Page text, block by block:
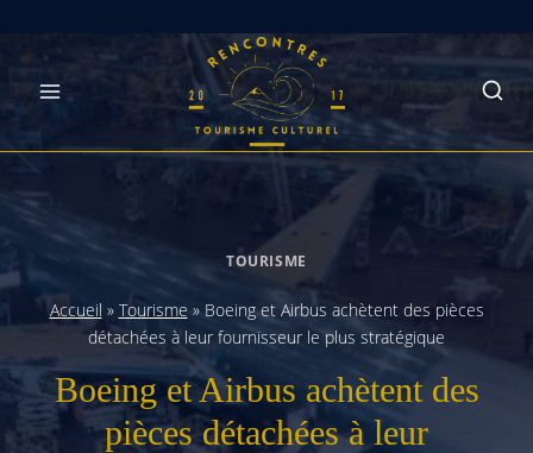
content
TOURISME
Accueil » Tourisme » Boeing et Airbus achètent des pièces
détachées à leur fournisseur le plus stratégique
Boeing et Airbus achètent des
pièces détachées à leur